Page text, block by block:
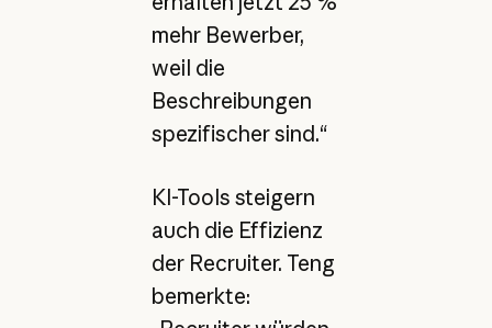
mehr Bewerber,
weil die
Beschreibungen
spezifischer sind.“
KI-Tools steigern
auch die Effizienz
der Recruiter. Teng
bemerkte: